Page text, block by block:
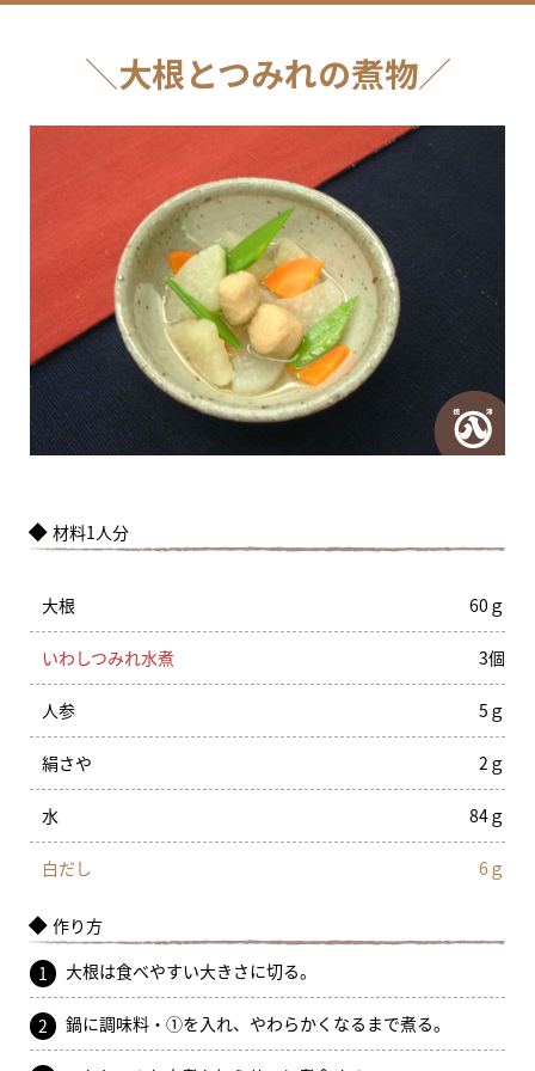
大根とつみれの煮物
材料1人分
大根 60ｇ
いわしつみれ水煮 3個
人参 5ｇ
絹さや 2ｇ
水 84ｇ
白だし 6ｇ
作り方
1
大根は食べやすい大きさに切る。
2 鍋に調味料・①を入れ、やわらかくなるまで煮る。